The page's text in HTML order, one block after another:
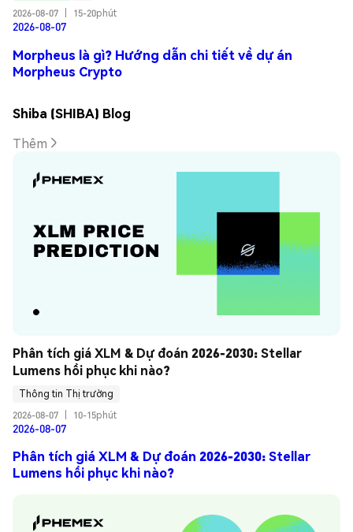
2026-08-07
15-20phút
2026-08-07
Morpheus là gì? Hướng dẫn chi tiết về dự án
Morpheus Crypto
Shiba (SHIBA) Blog
Thêm
Phân tích giá XLM & Dự đoán 2026-2030: Stellar
Lumens hồi phục khi nào?
Thông tin Thị trường
2026-08-07
10-15phút
2026-08-07
Phân tích giá XLM & Dự đoán 2026-2030: Stellar
Lumens hồi phục khi nào?